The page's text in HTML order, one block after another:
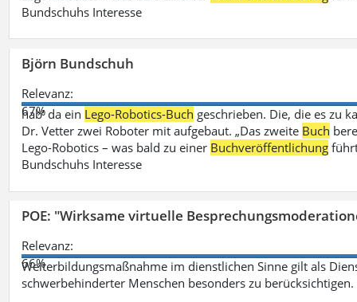
Bundschuhs Interesse
Björn Bundschuh
Relevanz:
67%
hab‘ da ein Lego-Robotics-Buch geschrieben. Die, die es zu
Dr. Vetter zwei Roboter mit aufgebaut. „Das zweite Buch
Lego-Robotics – was bald zu einer Buchveröffentlichung
Bundschuhs Interesse
POE: "Wirksame virtuelle
Relevanz:
66%
Weiterbildungsmaßnahme im dienstlichen Sinne gilt als
schwerbehinderter Menschen besonders zu berücksichtigen.